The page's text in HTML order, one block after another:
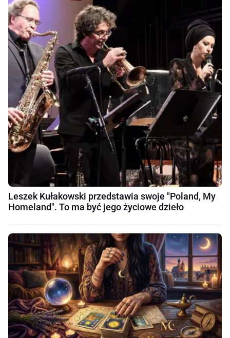
Leszek Kułakowski przedstawia swoje "Poland, My
Homeland". To ma być jego życiowe dzieło